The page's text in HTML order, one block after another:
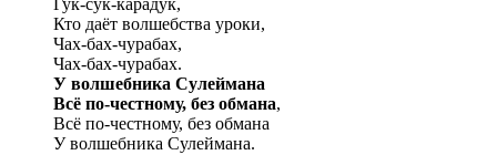
Гук-сук-карадук,
Кто даёт волшебства уроки,
Чах-бах-чурабах,
Чах-бах-чурабах.
У волшебника Сулеймана
Всё по-честному, без обмана,
Всё по-честному, без обмана
У волшебника Сулеймана.